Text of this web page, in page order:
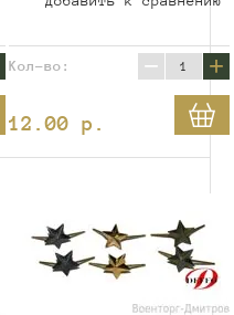
Кол-во: − +
12.00 p.